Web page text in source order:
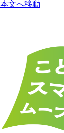
本文へ移動